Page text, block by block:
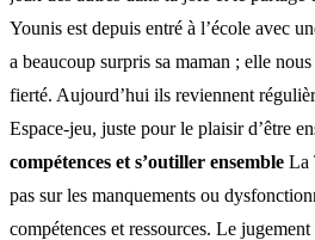
Younis est depuis entré à l’école avec
a beaucoup surpris sa maman ; elle
fierté. Aujourd’hui ils reviennent
Espace-jeu, juste pour le plaisir d’être
compétences et s’outiller ensemble La
pas sur les manquements ou
compétences et ressources. Le jugement